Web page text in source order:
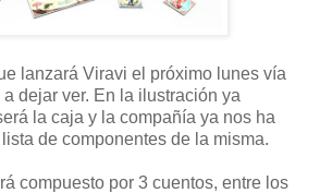
lanzará Viravi el próximo lunes vía
dejar ver. En la ilustración ya
la caja y la compañía ya nos ha
de componentes de la misma.
compuesto por 3 cuentos, entre los